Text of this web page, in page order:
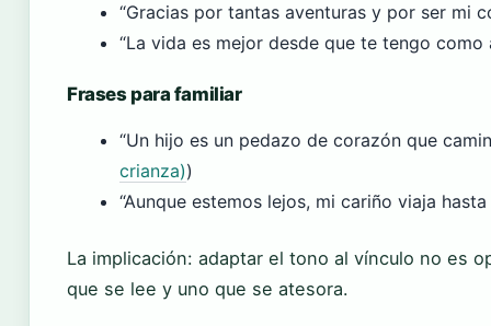
“Gracias por tantas aventuras y por ser mi
“La vida es mejor desde que te tengo como
Frases para familiar
“Un hijo es un pedazo de corazón que
crianza))
“Aunque estemos lejos, mi cariño viaja
La implicación: adaptar el tono al vínculo no es
que se lee y uno que se atesora.